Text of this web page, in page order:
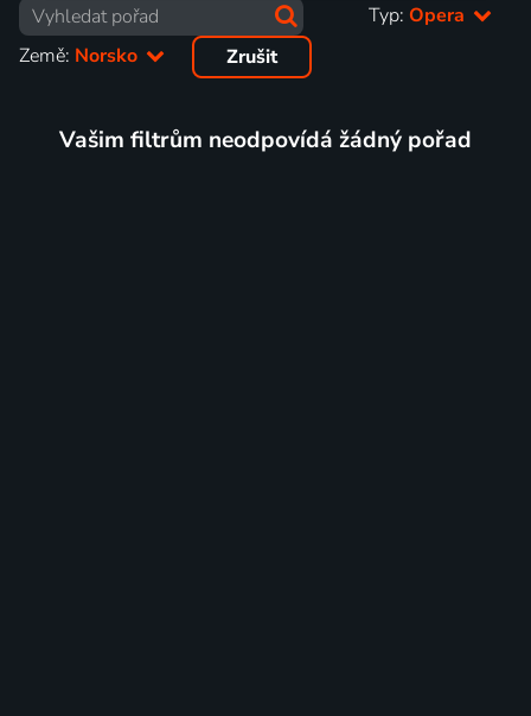
Typ: Opera
Země: Norsko Zrušit
Vašim filtrům neodpovídá žádný pořad